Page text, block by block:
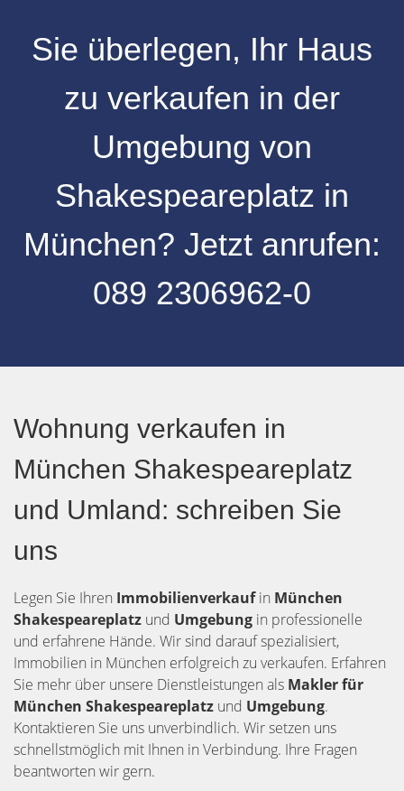
Sie überlegen, Ihr Haus
zu verkaufen in der
Umgebung von
Shakespeareplatz in
München? Jetzt anrufen:
089 2306962-0
Wohnung verkaufen in
München Shakespeareplatz
und Umland: schreiben Sie
uns
Legen Sie Ihren Immobilienverkaufin München
Shakespeareplatz und Umgebung in professionelle
und erfahrene Hände. Wir sind darauf spezialisiert,
Immobilien in München erfolgreich zu verkaufen. Erfahren
Sie mehr über unsere Dienstleistungen als Makler für
München Shakespeareplatz und Umgebung.
Kontaktieren Sie uns unverbindlich. Wir setzen uns
schnellstmöglich mit Ihnen in Verbindung. Ihre Fragen
beantworten wir gern.